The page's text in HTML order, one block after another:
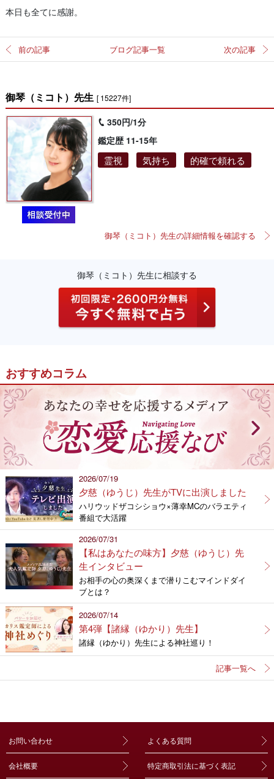
本日も全てに感謝。
前の記事 ブログ記事一覧 次の記事
御琴（ミコト）先生 [ 15227件]
350円/1分
鑑定歴 11-15年
霊視 気持ち 的確で頼れる
御琴（ミコト）先生の詳細情報を確認する
御琴（ミコト）先生に相談する
おすすめコラム
2026/07/19
夕慈（ゆうじ）先生がTVに出演しました
ハリウッドザコシショウ×薄幸MCのバラエティ
番組で大活躍
2026/07/31
【私はあなたの味方】夕慈（ゆうじ）先
生インタビュー
お相手の心の奥深くまで潜りこむマインドダイ
ブとは？
2026/07/14
第4弾【諸縁（ゆかり）先生】
諸縁（ゆかり）先生による神社巡り！
記事一覧へ
お問い合わせ よくある質問
会社概要 特定商取引法に基づく表記